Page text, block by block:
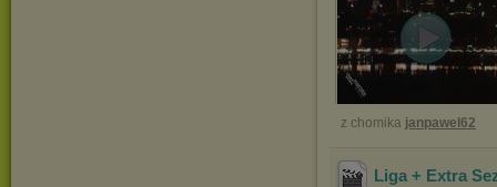
z chomika janpawel62
Liga + Extra